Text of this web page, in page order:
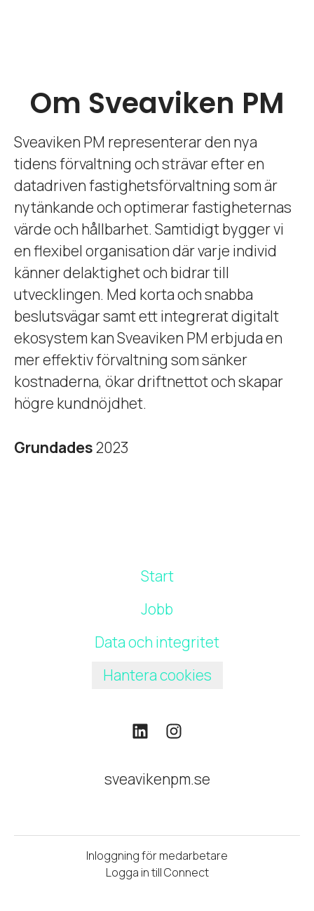
Om Sveaviken PM
Sveaviken PM representerar den nya
tidens förvaltning och strävar efter en
datadriven fastighetsförvaltning som är
nytänkande och optimerar fastigheternas
värde och hållbarhet. Samtidigt bygger vi
en flexibel organisation där varje individ
känner delaktighet och bidrar till
utvecklingen. Med korta och snabba
beslutsvägar samt ett integrerat digitalt
ekosystem kan Sveaviken PM erbjuda en
mer effektiv förvaltning som sänker
kostnaderna, ökar driftnettot och skapar
högre kundnöjdhet.
Grundades2023
Start
Jobb
Data och integritet
Hantera cookies
sveavikenpm.se
Inloggning för medarbetare
Logga in till Connect